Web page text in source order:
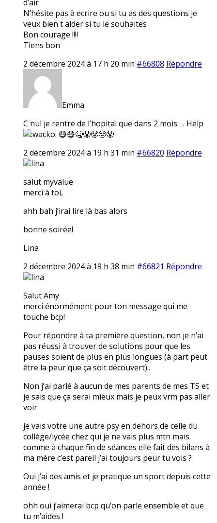
d’air
N’hésite pas à ecrire ou si tu as des questions je
veux bien t aider si tu le souhaites
Bon courage !!!!
Tiens bon
2 décembre 2024 à 17 h 20 min #66808 Répondre
Emma
C nul je rentre de l’hopital que dans 2 mois … Help
😷😷🤒😤😤😤😤
2 décembre 2024 à 19 h 31 min #66820 Répondre
lina
salut myvalue
merci à toi,
ahh bah j’irai lire là bas alors
bonne soirée!
Lina
2 décembre 2024 à 19 h 38 min #66821 Répondre
lina
Salut Amy
merci énormément pour ton message qui me
touche bcp!
Pour répondre à ta première question, non je n’ai
pas réussi à trouver de solutions pour que les
pauses soient de plus en plus longues (à part peut
être la peur que ça soit découvert)..
Non j’ai parlé à aucun de mes parents de mes TS et
je sais que ça serai mieux mais je peux vrm pas aller
voir
je vais votre une autre psy en dehors de celle du
collège/lycée chez qui je ne vais plus mtn mais
comme à chaque fin de séances elle fait des bilans à
ma mère c’est pareil j’ai toujours peur tu vois ?
Oui j’ai des amis et je pratique un sport depuis cette
année !
ohh oui j’aimerai bcp qu’on parle ensemble et que
tu m’aides !